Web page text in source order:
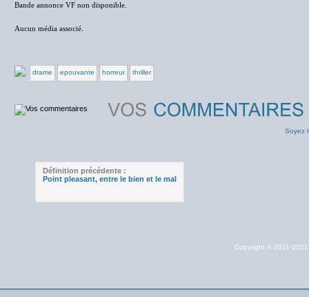
Bande annonce VF non disponible.
Aucun média associé.
drame epouvante horreur thriller
Soyez
Définition précédente :
Point pleasant, entre le bien et le mal
Copyright © 2011-